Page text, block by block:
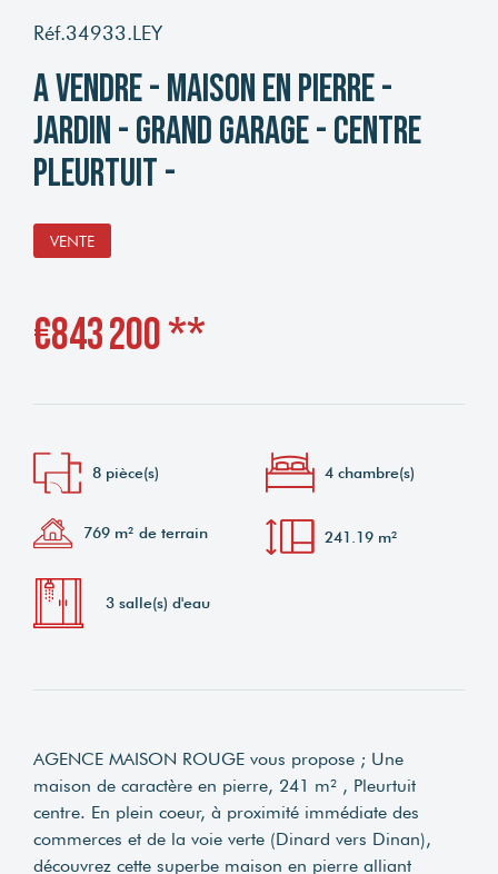
Réf.34933.LEY
A VENDRE - MAISON EN PIERRE -
JARDIN - GRAND GARAGE - CENTRE
PLEURTUIT -
VENTE
€843 200**
8 pièce(s) 4 chambre(s)
769 m² de terrain 241.19 m²
3 salle(s) d'eau
AGENCE MAISON ROUGE vous propose ; Une
maison de caractère en pierre, 241 m² , Pleurtuit
centre. En plein coeur, à proximité immédiate des
commerces et de la voie verte (Dinard vers Dinan),
découvrez cette superbe maison en pierre alliant